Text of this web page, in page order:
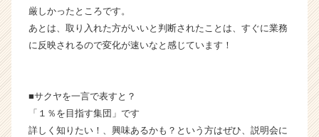
e
厳しかったところです。
あとは、取り入れた方がいいと判断されたことは、すぐに業務
に反映されるので変化が速いなと感じています！
■サクヤを一言で表すと？
「１％を目指す集団」です
詳しく知りたい！、興味あるかも？という方はぜひ、説明会に